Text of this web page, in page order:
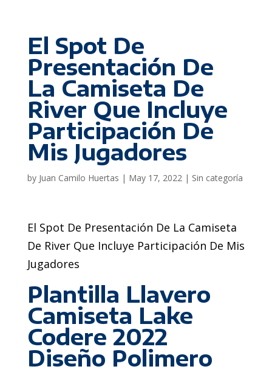
El Spot De
Presentación De
La Camiseta De
River Que Incluye
Participación De
Mis Jugadores
by Juan Camilo Huertas | May 17, 2022| Sin categoría
El Spot De Presentación De La Camiseta
De River Que Incluye Participación De Mis
Jugadores
Plantilla Llavero
Camiseta Lake
Codere 2022
Diseño Polimero